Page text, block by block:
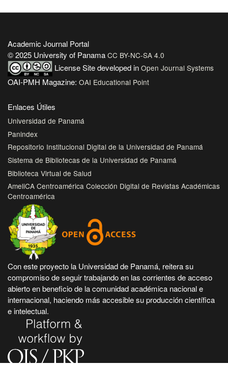
Academic Journal Portal
© 2025 University of Panama CC BY-NC-SA 4.0
LicenseSite developed in Open Journal Systems
OAI-PMH Magazine: OAI Educational Point
Enlaces Útiles
Universidad de Panamá
Panindex
Repositorio Institucional Digital de la Universidad de Panamá
Sistema de Bibliotecas de la Universidad de Panamá
Biblioteca Virtual de Salud
AmeliCA Centroamérica Colección Digital de Revistas Académicas
Centroamérica
Con este proyecto la Universidad de Panamá, reitera su
compromiso de seguir trabajando en las corrientes de acceso
abierto en beneficio de la comunidad académica nacional e
internacional, haciendo más accesible su producción científica
e intelectual.